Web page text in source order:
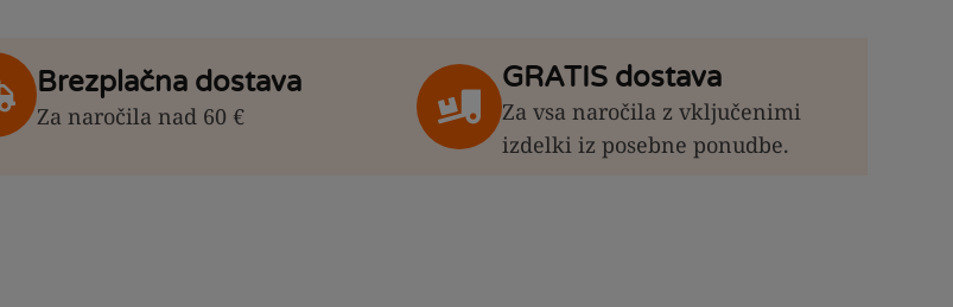
Brezplačna dostava
Za naročila nad 60 €
GRATIS dostava
Za vsa naročila z vključenimi
izdelki iz posebne ponudbe.